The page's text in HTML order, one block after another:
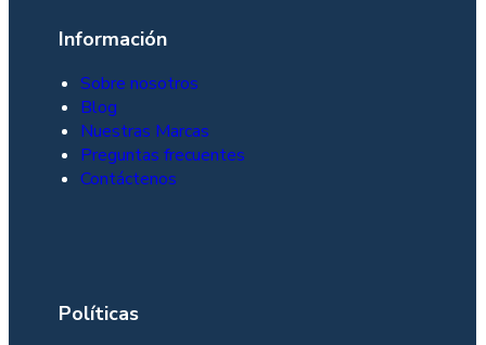
Información
Sobre nosotros
Blog
Nuestras Marcas
Preguntas frecuentes
Contáctenos
Políticas